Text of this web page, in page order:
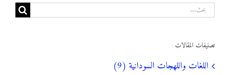
البحث
عن:
تصنيفات المقالات
اللغات واللهجات السودانية (9)